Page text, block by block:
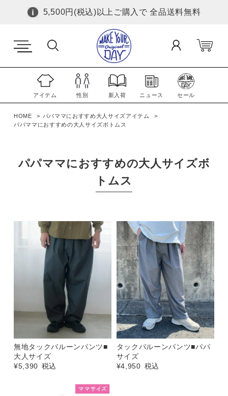
5,500円(税込)以上ご購入で 全品送料無料
HOME
パパママにおすすめ大人サイズアイテム
パパママにおすすめの大人サイズボトムス
パパママにおすすめの大人サイズボ
トムス
無地タックバルーンパンツ■
大人サイズ
¥5,390 税込
タックバルーンパンツ■パパ
サイズ
¥4,950 税込
アイテム 性別 新入荷 ニュース セール